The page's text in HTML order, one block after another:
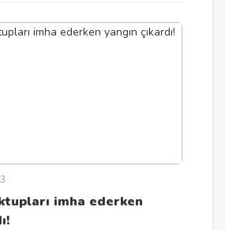
imha ederken